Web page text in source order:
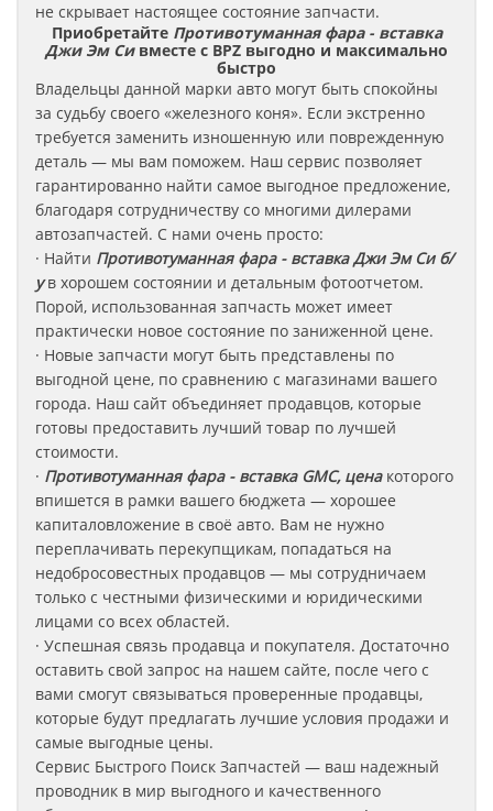
не скрывает настоящее состояние запчасти.
Приобретайте Противотуманная фара - вставка
Джи Эм Сивместе с BPZ выгодно и максимально
быстро
Владельцы данной марки авто могут быть спокойны
за судьбу своего «железного коня». Если экстренно
требуется заменить изношенную или поврежденную
деталь — мы вам поможем. Наш сервис позволяет
гарантированно найти самое выгодное предложение,
благодаря сотрудничеству со многими дилерами
автозапчастей. С нами очень просто:
· Найти Противотуманная фара - вставкаДжи Эм Сиб/
ув хорошем состоянии и детальным фотоотчетом.
Порой, использованная запчасть может имеет
практически новое состояние по заниженной цене.
· Новые запчасти могут быть представлены по
выгодной цене, по сравнению с магазинами вашего
города. Наш сайт объединяет продавцов, которые
готовы предоставить лучший товар по лучшей
стоимости.
· Противотуманная фара - вставка GMC, цена которого
впишется в рамки вашего бюджета — хорошее
капиталовложение в своё авто. Вам не нужно
переплачивать перекупщикам, попадаться на
недобросовестных продавцов — мы сотрудничаем
только с честными физическими и юридическими
лицами со всех областей.
· Успешная связь продавца и покупателя. Достаточно
оставить свой запрос на нашем сайте, после чего с
вами смогут связываться проверенные продавцы,
которые будут предлагать лучшие условия продажи и
самые выгодные цены.
Сервис Быстрого Поиск Запчастей — ваш надежный
проводник в мир выгодного и качественного